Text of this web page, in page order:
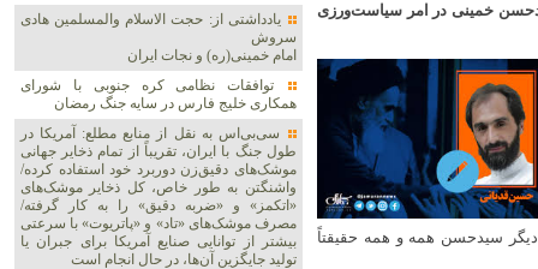
خمینی در امر سیاست‌ورزی
دیگر سیدحسن همه و همه حقیقتاً
یادداشتی از: حجت الاسلام والمسلمین هادی
سروش
امام خمینی(ره) و نجات ایران
توافقات نظامی کره جنوبی با شورای
همکاری خلیج فارس در سایه جنگ رمضان
سی‌بی‌اس به نقل از منابع مطلع: آمریکا در
طول جنگ با ایران، تقریباً از تمام ذخایر جهانی
موشک‌های دقیق‌زن دوربرد خود استفاده کرده/
واشنگتن به طور خاص، کل ذخایر موشک‌های
«اتکمز» و «ضربه دقیق» را به کار گرفته/
مصرف موشک‌های «تاد» و «پاتریوت» با سرعتی
بیشتر از توانایی صنایع آمریکا برای جبران یا
تولید جایگزین آن‌ها، در حال انجام است